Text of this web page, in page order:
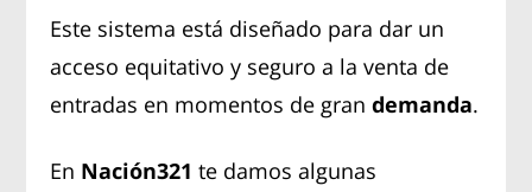
Este sistema está diseñado para dar un
acceso equitativo y seguro a la venta de
entradas en momentos de gran demanda.
En Nación321 te damos algunas